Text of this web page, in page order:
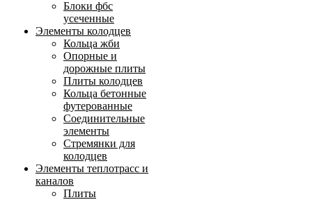
Блоки фбс
усеченные
Элементы колодцев
Кольца жби
Опорные и
дорожные плиты
Плиты колодцев
Кольца бетонные
футерованные
Соединительные
элементы
Стремянки для
колодцев
Элементы теплотрасс и
каналов
Плиты